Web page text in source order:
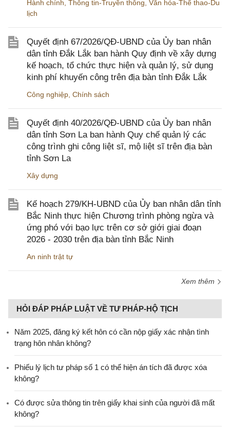
Hành chính Thông tin-Truyền thông Văn hóa-Thể thao-Du
lịch
Quyết định 67/2026/QĐ-UBND của Ủy ban nhân
dân tỉnh Đắk Lắk ban hành Quy định về xây dựng
kế hoạch, tổ chức thực hiện và quản lý, sử dụng
kinh phí khuyến công trên địa bàn tỉnh Đắk Lắk
Công nghiệp Chính sách
Quyết định 40/2026/QĐ-UBND của Ủy ban nhân
dân tỉnh Sơn La ban hành Quy chế quản lý các
công trình ghi công liệt sĩ, mộ liệt sĩ trên địa bàn
tỉnh Sơn La
Xây dựng
Kế hoạch 279/KH-UBND của Ủy ban nhân dân tỉnh
Bắc Ninh thực hiện Chương trình phòng ngừa và
ứng phó với bạo lực trên cơ sở giới giai đoạn
2026 - 2030 trên địa bàn tỉnh Bắc Ninh
An ninh trật tự
Xem thêm
HỎI ĐÁP PHÁP LUẬT VỀ TƯ PHÁP-HỘ TỊCH
Năm 2025, đăng ký kết hôn có cần nộp giấy xác nhận tình
trạng hôn nhân không?
Phiếu lý lịch tư pháp số 1 có thể hiện án tích đã được xóa
không?
Có được sửa thông tin trên giấy khai sinh của người đã mất
không?